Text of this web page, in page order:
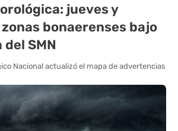
jueves y
bonaerenses bajo
SMN
Nacional actualizó el mapa de advertencias